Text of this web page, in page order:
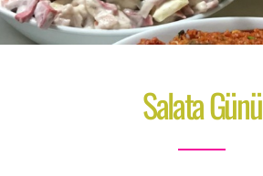
Salata Günü